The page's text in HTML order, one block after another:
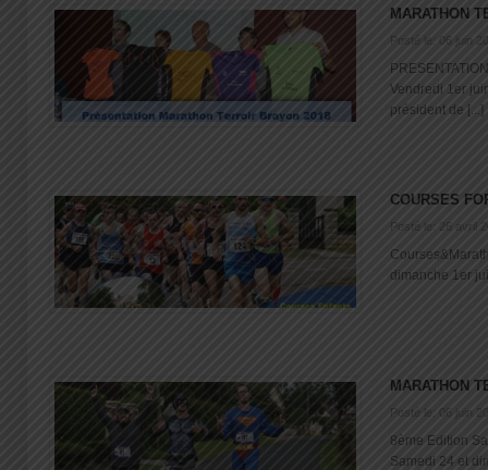
MARATHON
Posté le: 06 juin
Vendredi 1er
président de [...]
COURSES
Posté le: 26 avril
dimanche 1er
MARATHON
Posté le: 06 juin
8ème Edition
Samedi 24 et